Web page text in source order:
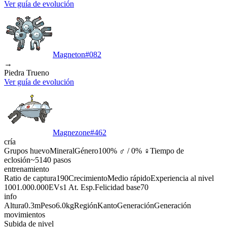
Ver guía de evolución
Magneton#082
→
Piedra Trueno
Ver guía de evolución
Magnezone#462
cría
Grupos huevoMineralGénero100% ♂ / 0% ♀Tiempo de
eclosión~5140 pasos
entrenamiento
Ratio de captura190CrecimientoMedio rápidoExperiencia al nivel
1001.000.000EVs1 At. Esp.Felicidad base70
info
Altura0.3mPeso6.0kgRegiónKantoGeneraciónGeneración
movimientos
Subida de nivel